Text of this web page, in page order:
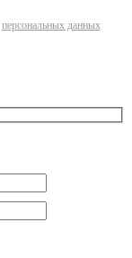
персональных данных